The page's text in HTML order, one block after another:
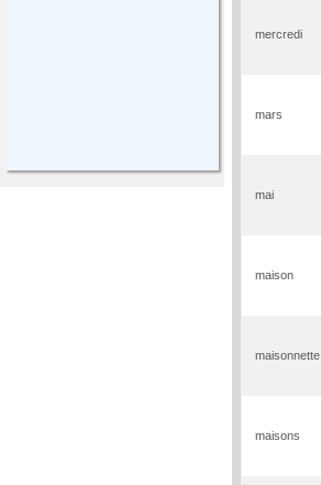
mercredi
mars
mai
maison
maisonnette
maisons